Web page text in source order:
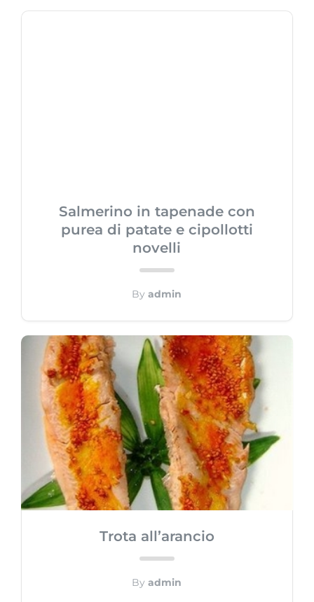
Salmerino in tapenade con
purea di patate e cipollotti
novelli
Byadmin
Trota all’arancio
Byadmin